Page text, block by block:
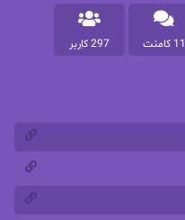
پرهام رسولی
پروانه محمدی
11 کامنت 297 کاربر